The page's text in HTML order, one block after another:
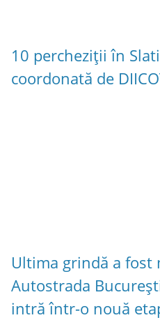
10 percheziții în
coordonată de
Ultima grindă a fost
Autostrada
intră într-o nouă